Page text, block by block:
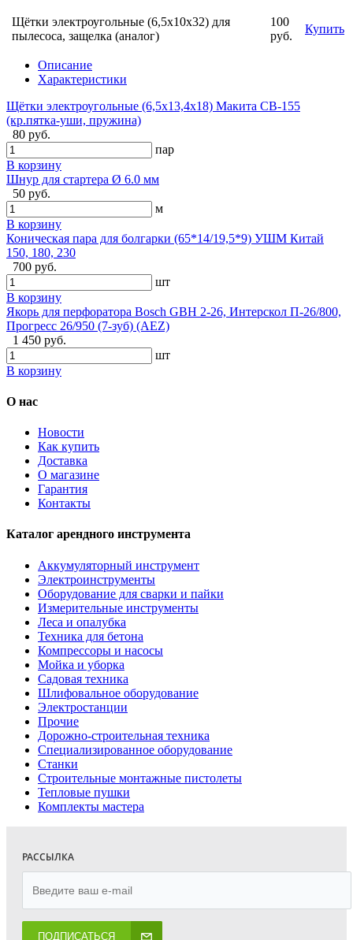
Щётки электроугольные (6,5x10x32) для
пылесоса, защелка (аналог)
100
руб.
Купить
Описание
Характеристики
Щётки электроугольные (6,5х13,4х18) Макита CB-155
(кр.пятка-уши, пружина)
80 руб.
пар
В корзину
Шнур для стартера Ø 6.0 мм
50 руб.
м
В корзину
Коническая пара для болгарки (65*14/19,5*9) УШМ Китай
150, 180, 230
700 руб.
шт
В корзину
Якорь для перфоратора Bosch GBH 2-26, Интерскол П-26/800,
Прогресс 26/950 (7-зуб) (AEZ)
1 450 руб.
шт
В корзину
О нас
Новости
Как купить
Доставка
О магазине
Гарантия
Контакты
Каталог арендного инструмента
Аккумуляторный инструмент
Электроинструменты
Оборудование для сварки и пайки
Измерительные инструменты
Леса и опалубка
Техника для бетона
Компрессоры и насосы
Мойка и уборка
Садовая техника
Шлифовальное оборудование
Электростанции
Прочие
Дорожно-строительная техника
Специализированное оборудование
Станки
Строительные монтажные пистолеты
Тепловые пушки
Комплекты мастера
РАССЫЛКА
ПОДПИСАТЬСЯ